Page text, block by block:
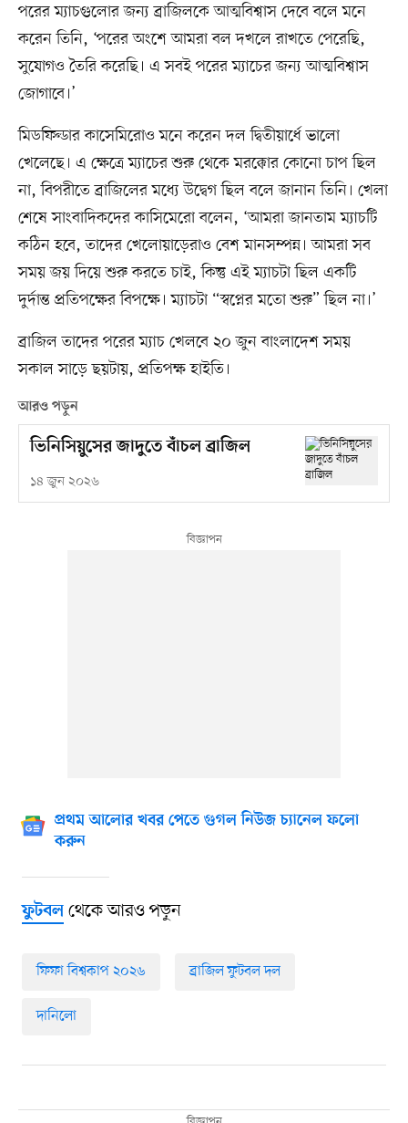
পরের ম্যাচগুলোর জন্য ব্রাজিলকে আত্মবিশ্বাস দেবে বলে মনে
করেন তিনি, ‘পরের অংশে আমরা বল দখলে রাখতে পেরেছি,
সুযোগও তৈরি করেছি। এ সবই পরের ম্যাচের জন্য আত্মবিশ্বাস
জোগাবে।’
মিডফিল্ডার কাসেমিরোও মনে করেন দল দ্বিতীয়ার্ধে ভালো
খেলেছে। এ ক্ষেত্রে ম্যাচের শুরু থেকে মরক্কোর কোনো চাপ ছিল
না, বিপরীতে ব্রাজিলের মধ্যে উদ্বেগ ছিল বলে জানান তিনি। খেলা
শেষে সাংবাদিকদের কাসিমেরো বলেন, ‘আমরা জানতাম ম্যাচটি
কঠিন হবে, তাদের খেলোয়াড়েরাও বেশ মানসম্পন্ন। আমরা সব
সময় জয় দিয়ে শুরু করতে চাই, কিন্তু এই ম্যাচটা ছিল একটি
দুর্দান্ত প্রতিপক্ষের বিপক্ষে। ম্যাচটা “স্বপ্নের মতো শুরু” ছিল না।’
ব্রাজিল তাদের পরের ম্যাচ খেলবে ২০ জুন বাংলাদেশ সময়
সকাল সাড়ে ছয়টায়, প্রতিপক্ষ হাইতি।
আরও পড়ুন
ভিনিসিয়ুসের জাদুতে বাঁচল ব্রাজিল
১৪ জুন ২০২৬
প্রথম আলোর খবর পেতে গুগল নিউজ চ্যানেল ফলো
করুন
ফুটবলথেকে আরও পড়ুন
ফিফা বিশ্বকাপ ২০২৬ ব্রাজিল ফুটবল দল
দানিলো